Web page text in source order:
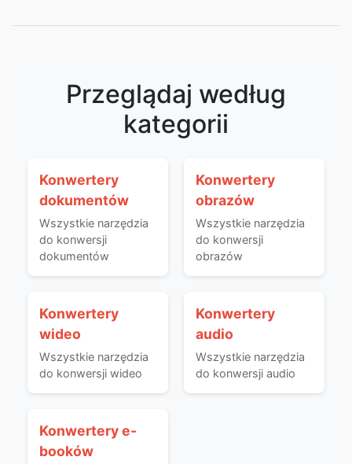
Przeglądaj według
kategorii
Konwertery
dokumentów
Wszystkie narzędzia
do konwersji
dokumentów
Konwertery
obrazów
Wszystkie narzędzia
do konwersji
obrazów
Konwertery
wideo
Wszystkie narzędzia
do konwersji wideo
Konwertery
audio
Wszystkie narzędzia
do konwersji audio
Konwertery e-
booków